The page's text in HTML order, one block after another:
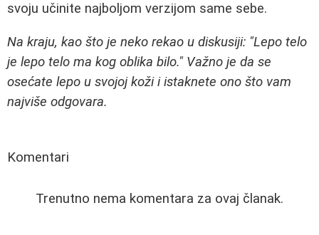
svoju učinite najboljom verzijom same sebe.
Na kraju, kao što je neko rekao u diskusiji: "Lepo telo
je lepo telo ma kog oblika bilo." Važno je da se
osećate lepo u svojoj koži i istaknete ono što vam
najviše odgovara.
Komentari
Trenutno nema komentara za ovaj članak.